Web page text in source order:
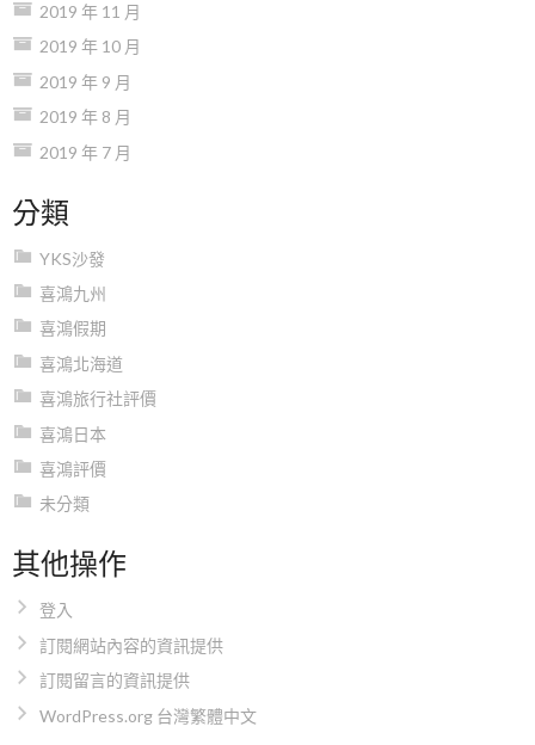
2019 年 11 月
2019 年 10 月
2019 年 9 月
2019 年 8 月
2019 年 7 月
分類
YKS沙發
喜鴻九州
喜鴻假期
喜鴻北海道
喜鴻旅行社評價
喜鴻日本
喜鴻評價
未分類
其他操作
登入
訂閱網站內容的資訊提供
訂閱留言的資訊提供
WordPress.org 台灣繁體中文